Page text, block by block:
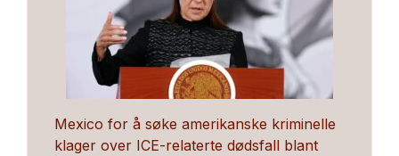
Mexico for å søke amerikanske kriminelle
klager over ICE-relaterte dødsfall blant